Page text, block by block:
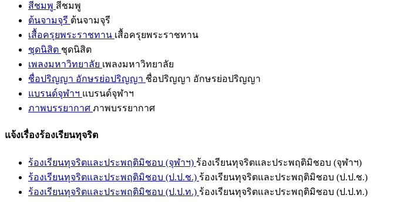
สีชมพู สีชมพู
ต้นจามจุรี ต้นจามจุรี
เสื้อครุยพระราชทาน เสื้อครุยพระราชทาน
ชุดนิสิต ชุดนิสิต
เพลงมหาวิทยาลัย เพลงมหาวิทยาลัย
ชื่อปริญญา อักษรย่อปริญญา ชื่อปริญญา อักษรย่อปริญญา
แบรนด์จุฬาฯ แบรนด์จุฬาฯ
ภาพบรรยากาศ ภาพบรรยากาศ
แจ้งเรื่องร้องเรียนทุจริต
ร้องเรียนทุจริตและประพฤติมิชอบ (จุฬาฯ) ร้องเรียนทุจริตและประพฤติมิชอบ (จุฬาฯ)
ร้องเรียนทุจริตและประพฤติมิชอบ (ป.ป.ช.) ร้องเรียนทุจริตและประพฤติมิชอบ (ป.ป.ช.)
ร้องเรียนทุจริตและประพฤติมิชอบ (ป.ป.ท.) ร้องเรียนทุจริตและประพฤติมิชอบ (ป.ป.ท.)